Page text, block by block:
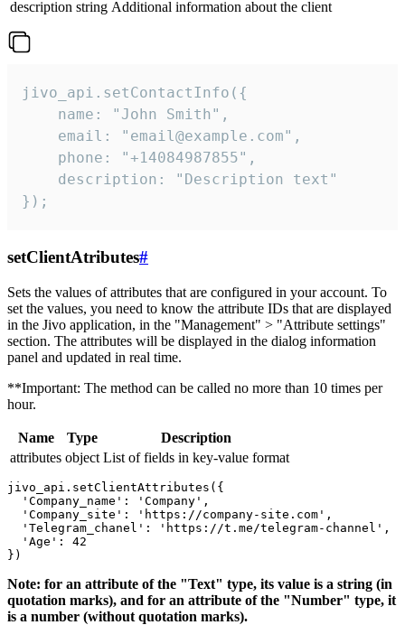
description string Additional information about the client
jivo_api.setContactInfo({
    name: "John Smith",
    email: "email@example.com",
    phone: "+14084987855",
    description: "Description text"
});
setClientAtributes#
Sets the values ​​of attributes that are configured in your account. To
set the values, you need to know the attribute IDs that are displayed
in the Jivo application, in the "Management" > "Attribute settings"
section. The attributes will be displayed in the dialog information
panel and updated in real time.
**Important: The method can be called no more than 10 times per
hour.
Name Type
Description
attributes object List of fields in key-value format
jivo_api.setClientAttributes({
  'Company_name': 'Company',
  'Company_site': 'https://company-site.com',
  'Telegram_chanel': 'https://t.me/telegram-channel',
  'Age': 42
Note: for an attribute of the "Text" type, its value is a string (in
quotation marks), and for an attribute of the "Number" type, it
is a number (without quotation marks).